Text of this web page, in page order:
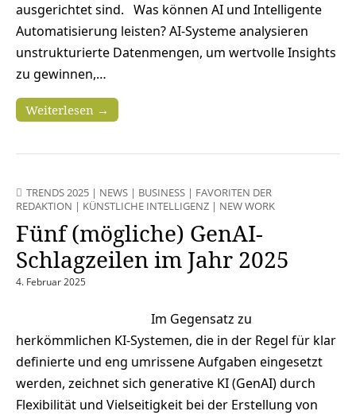
ausgerichtet sind. Was können AI und Intelligente
Automatisierung leisten? AI-Systeme analysieren
unstrukturierte Datenmengen, um wertvolle Insights
zu gewinnen,…
Weiterlesen →
TRENDS 2025 | NEWS | BUSINESS | FAVORITEN DER
REDAKTION | KÜNSTLICHE INTELLIGENZ | NEW WORK
Fünf (mögliche) GenAI-
Schlagzeilen im Jahr 2025
4. Februar 2025
Im Gegensatz zu
herkömmlichen KI-Systemen, die in der Regel für klar
definierte und eng umrissene Aufgaben eingesetzt
werden, zeichnet sich generative KI (GenAI) durch
Flexibilität und Vielseitigkeit bei der Erstellung von